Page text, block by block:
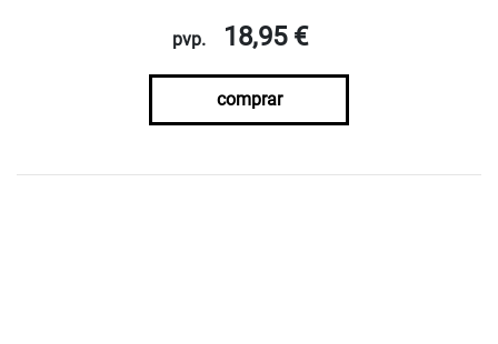
pvp. 18,95 €
comprar